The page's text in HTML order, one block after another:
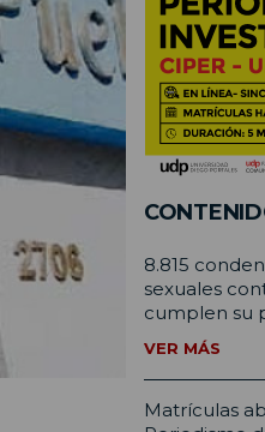
8.815
sexuales
cumplen su
VER MÁS
Matrículas